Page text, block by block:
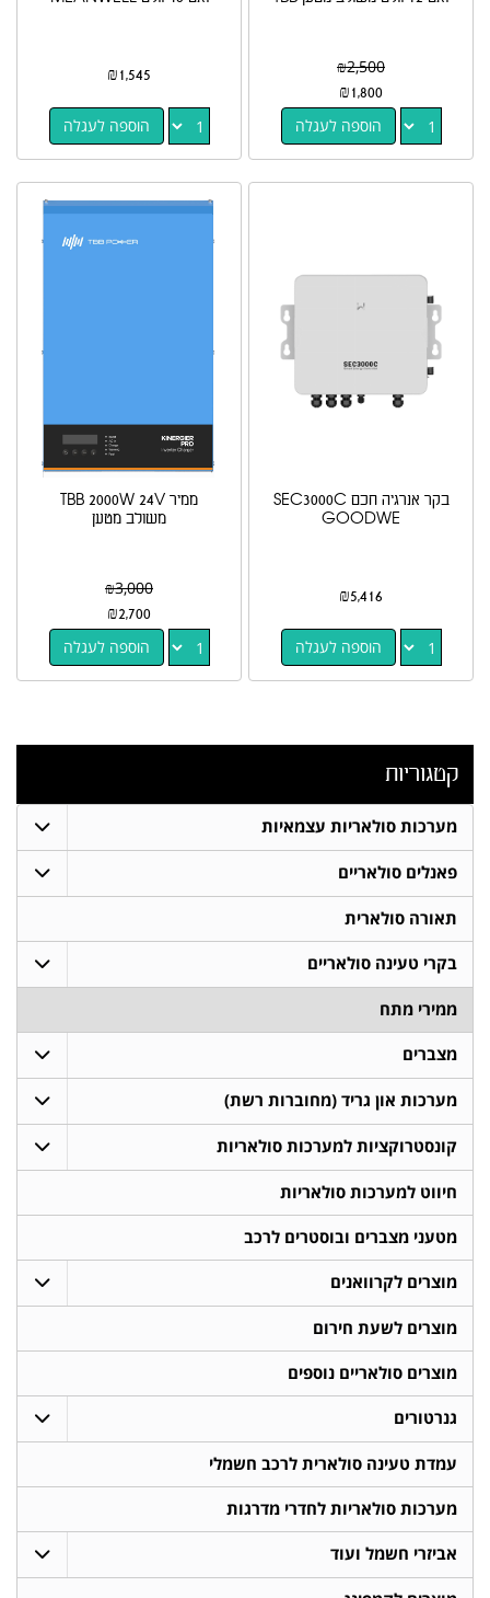
₪2,500
₪1,800
הוספה לעגלה
₪1,545
הוספה לעגלה
בקר אנרגיה חכם SEC3000C
GOODWE
₪5,416
הוספה לעגלה
ממיר TBB 2000W 24V
משולב מטען
₪3,000
₪2,700
הוספה לעגלה
קטגוריות
מערכות סולאריות עצמאיות
פאנלים סולאריים
תאורה סולארית
בקרי טעינה סולאריים
ממירי מתח
מצברים
מערכות און גריד (מחוברות רשת)
קונסטרוקציות למערכות סולאריות
חיווט למערכות סולאריות
מטעני מצברים ובוסטרים לרכב
מוצרים לקרוואנים
מוצרים לשעת חירום
מוצרים סולאריים נוספים
גנרטורים
עמדת טעינה סולארית לרכב חשמלי
מערכות סולאריות לחדרי מדרגות
אביזרי חשמל ועוד